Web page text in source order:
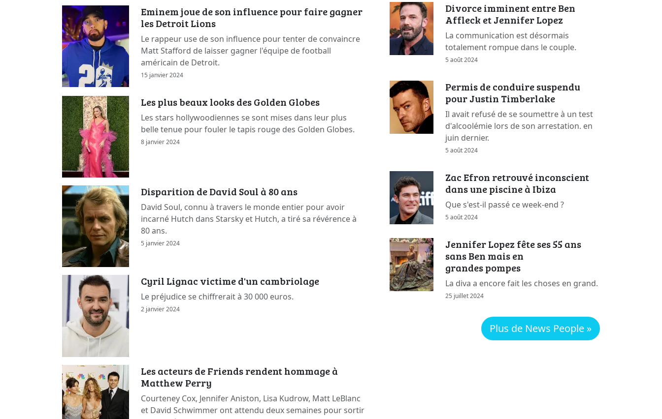
Eminem joue de son influence pour faire gagner
les Detroit Lions
Le rappeur use de son influence pour tenter de convaincre
Matt Stafford de laisser gagner l'équipe de football
américain de Detroit.
15 janvier 2024
Les plus beaux looks des Golden Globes
Les stars hollywoodiennes se sont mises dans leur plus
belle tenue pour fouler le tapis rouge des Golden Globes.
8 janvier 2024
Disparition de David Soul à 80 ans
David Soul, connu à travers le monde entier pour avoir
incarné Hutch dans Starsky et Hutch, a tiré sa révérence à
80 ans.
5 janvier 2024
Cyril Lignac victime d'un cambriolage
Le préjudice se chiffrerait à 30 000 euros.
2 janvier 2024
Les acteurs de Friends rendent hommage à
Matthew Perry
Courteney Cox, Jennifer Aniston, Lisa Kudrow, Matt LeBlanc
et David Schwimmer ont attendu deux semaines pour sortir
Divorce imminent entre Ben
Affleck et Jennifer Lopez
La communication est désormais
totalement rompue dans le couple.
5 août 2024
Permis de conduire suspendu
pour Justin Timberlake
Il avait refusé de se soumettre à un test
d'alcoolémie lors de son arrestation. en
juin dernier.
5 août 2024
Zac Efron retrouvé inconscient
dans une piscine à Ibiza
Que s'est-il passé ce week-end ?
5 août 2024
Jennifer Lopez fête ses 55 ans
sans Ben mais en
grandes pompes
La diva a encore fait les choses en grand.
25 juillet 2024
Plus de News People »